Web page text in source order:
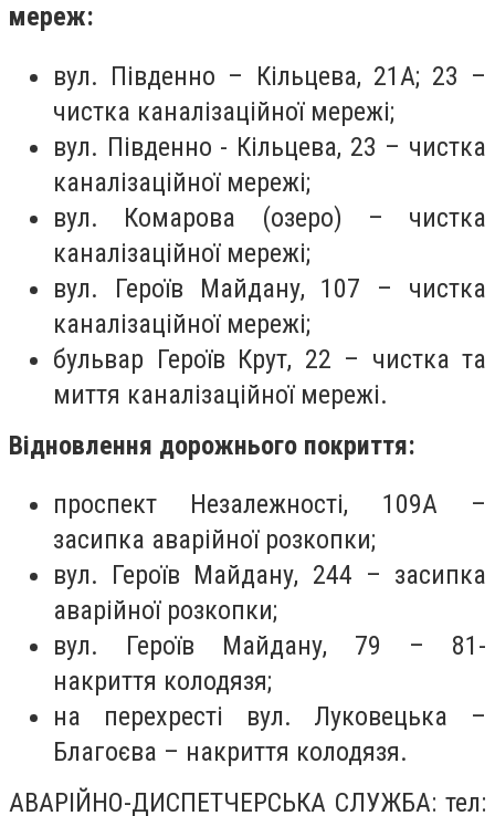
мереж:
вул. Південно – Кільцева, 21А; 23 –
чистка каналізаційної мережі;
вул. Південно - Кільцева, 23 – чистка
каналізаційної мережі;
вул. Комарова (озеро) – чистка
каналізаційної мережі;
вул. Героїв Майдану, 107 – чистка
каналізаційної мережі;
бульвар Героїв Крут, 22 – чистка та
миття каналізаційної мережі.
Відновлення дорожнього покриття:
проспект Незалежності, 109А –
засипка аварійної розкопки;
вул. Героїв Майдану, 244 – засипка
аварійної розкопки;
вул. Героїв Майдану, 79 – 81-
накриття колодязя;
на перехресті вул. Луковецька –
Благоєва – накриття колодязя.
АВАРІЙНО-ДИСПЕТЧЕРСЬКА СЛУЖБА: тел: